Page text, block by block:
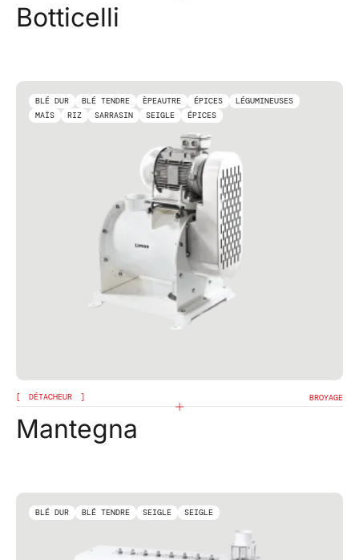
Botticelli
BLÉ DUR BLÉ TENDRE ÈPEAUTRE ÉPICES
LÉGUMINEUSES
MAÏS
RIZ SARRASIN SEIGLE ÉPICES
DÉTACHEUR BROYAGE
Mantegna
BLÉ DUR BLÉ TENDRE SEIGLE SEIGLE